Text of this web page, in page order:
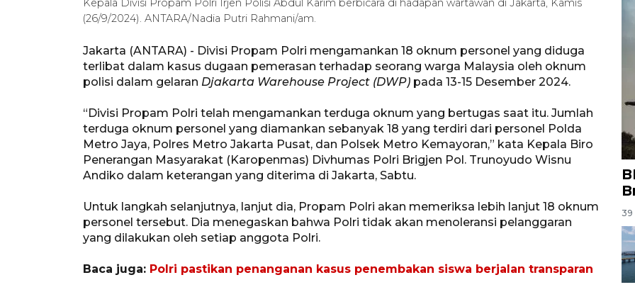
Kepala Divisi Propam Polri Irjen Polisi Abdul Karim berbicara di hadapan wartawan di Jakarta, Kamis
(26/9/2024). ANTARA/Nadia Putri Rahmani/am.
Jakarta (ANTARA) - Divisi Propam Polri mengamankan 18 oknum personel yang diduga
terlibat dalam kasus dugaan pemerasan terhadap seorang warga Malaysia oleh oknum
polisi dalam gelaran Djakarta Warehouse Project (DWP) pada 13-15 Desember 2024.
“Divisi Propam Polri telah mengamankan terduga oknum yang bertugas saat itu. Jumlah
terduga oknum personel yang diamankan sebanyak 18 yang terdiri dari personel Polda
Metro Jaya, Polres Metro Jakarta Pusat, dan Polsek Metro Kemayoran,” kata Kepala Biro
Penerangan Masyarakat (Karopenmas) Divhumas Polri Brigjen Pol. Trunoyudo Wisnu
Andiko dalam keterangan yang diterima di Jakarta, Sabtu.
Untuk langkah selanjutnya, lanjut dia, Propam Polri akan memeriksa lebih lanjut 18 oknum
personel tersebut. Dia menegaskan bahwa Polri tidak akan menoleransi pelanggaran
yang dilakukan oleh setiap anggota Polri.
Baca juga: Polri pastikan penanganan kasus penembakan siswa berjalan transparan
39